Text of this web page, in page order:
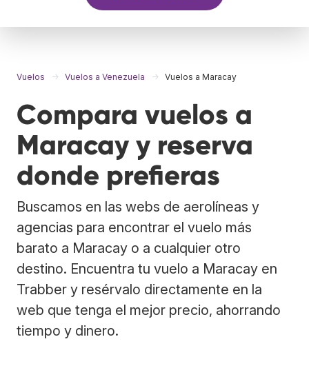
Vuelos Vuelos a Venezuela Vuelos a Maracay
Compara vuelos a
Maracay y reserva
donde prefieras
Buscamos en las webs de aerolíneas y
agencias para encontrar el vuelo más
barato a Maracay o a cualquier otro
destino. Encuentra tu vuelo a Maracay en
Trabber y resérvalo directamente en la
web que tenga el mejor precio, ahorrando
tiempo y dinero.